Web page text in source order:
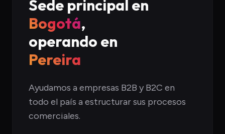
Sede principal en
Bogotá,
operando en
Manizales
Ayudamos a empresas B2B y B2C en
todo el país a estructurar sus procesos
comerciales.